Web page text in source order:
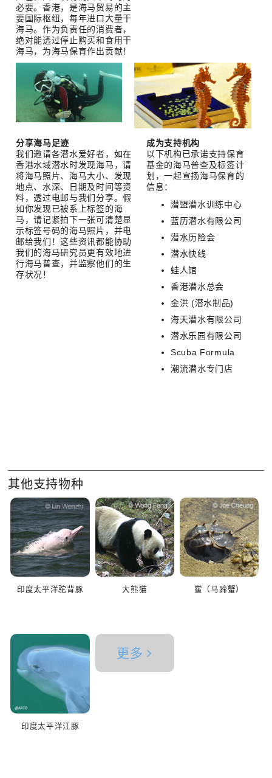
必要。香港，是海马贸易的主
要国际枢纽，每年进口大量干
海马。作为负责任的消费者，
绝对能透过停止购买和食用干
海马，为海马保育作出贡献！
分享海马足迹
我们邀请各潜水爱好者，如在
香港水域潜水时发现海马，请
将海马照片、海马大小、发现
地点、水深、日期及时间等资
料，透过电邮与我们分享。假
如你发现已被系上标签的海
马，请记紧拍下一张可清楚显
示标签号码的海马照片，并电
邮给我们！这些资讯都能协助
我们的海马研究员更有效地进
行海马普查，并监察他们的生
存状况！
成为支持机构
以下机构已承诺支持保育
基金的海马普查及标签计
划，一起宣扬海马保育的
信息：
潜盟潜水训练中心
蓝历潜水有限公司
潜水历险会
潜水快线
蛙人馆
香港潜水总会
金洪 (潜水制品)
海天潜水有限公司
潜水乐园有限公司
Scuba Formula
潮流潜水专门店
其他支持物种
印度太平洋驼背豚 大熊猫 鲎（马蹄蟹）
印度太平洋江豚
更多